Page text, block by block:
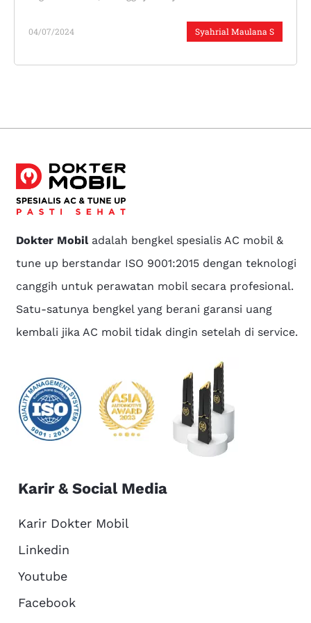
Syahrial Maulana S
04/07/2024
Dokter Mobiladalah bengkel spesialis AC mobil &
tune up berstandar ISO 9001:2015 dengan teknologi
canggih untuk perawatan mobil secara profesional.
Satu-satunya bengkel yang berani garansi uang
kembali jika AC mobil tidak dingin setelah di service.
Karir & Social Media
Karir Dokter Mobil
Linkedin
Youtube
Facebook